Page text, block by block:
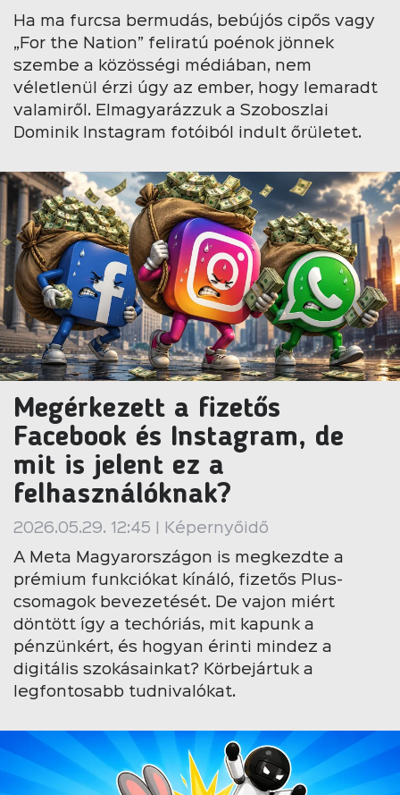
Ha ma furcsa bermudás, bebújós cipős vagy
„For the Nation” feliratú poénok jönnek
szembe a közösségi médiában, nem
véletlenül érzi úgy az ember, hogy lemaradt
valamiről. Elmagyarázzuk a Szoboszlai
Dominik Instagram fotóiból indult őrületet.
Megérkezett a fizetős
Facebook és Instagram, de
mit is jelent ez a
felhasználóknak?
2026.05.29. 12:45 | Képernyőidő
A Meta Magyarországon is megkezdte a
prémium funkciókat kínáló, fizetős Plus-
csomagok bevezetését. De vajon miért
döntött így a techóriás, mit kapunk a
pénzünkért, és hogyan érinti mindez a
digitális szokásainkat? Körbejártuk a
legfontosabb tudnivalókat.